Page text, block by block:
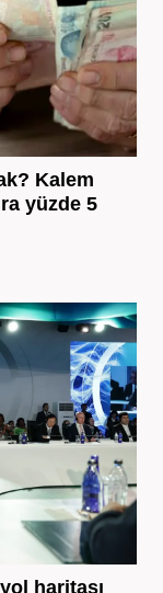
Kalem
yüzde 5
haritası